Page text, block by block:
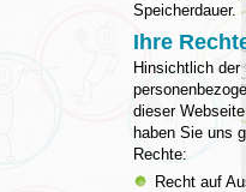
Speicherdauer.
Ihre
Hinsichtlich der
dieser
haben Sie uns
Rechte:
Recht auf